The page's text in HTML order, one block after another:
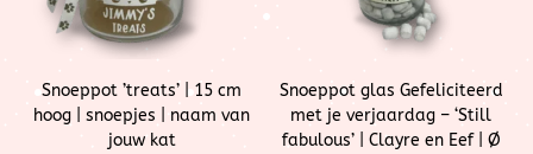
Snoeppot ’treats’ | 15 cm
hoog | snoepjes | naam van
jouw kat
Snoeppot glas Gefeliciteerd
met je verjaardag – ‘Still
fabulous’ | Clayre en Eef | Ø